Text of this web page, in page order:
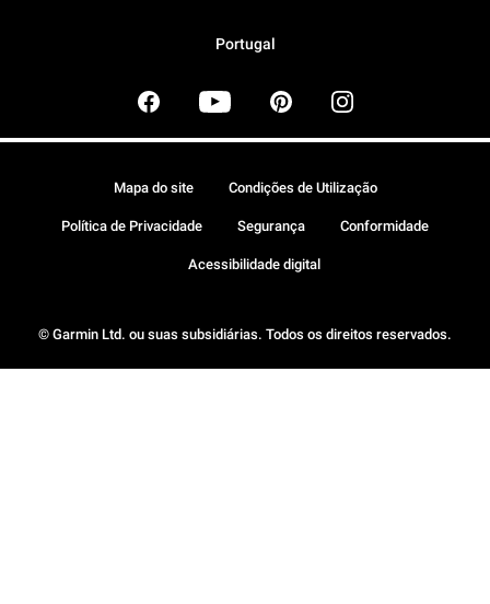
Portugal
© Garmin Ltd. ou suas subsidiárias. Todos os direitos reservados.
Mapa do site Condições de Utilização
Política de Privacidade Segurança Conformidade
Acessibilidade digital